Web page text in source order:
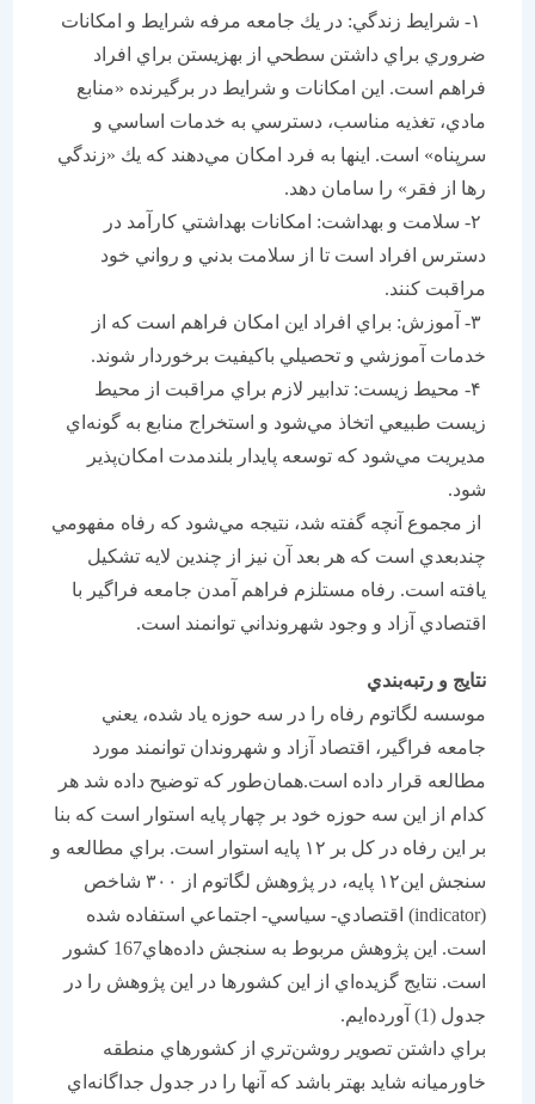
۱- شرايط زندگي: در يك جامعه مرفه شرايط و امكانات
ضروري براي داشتن سطحي از بهزيستن براي افراد
فراهم است. اين امكانات و شرايط در برگيرنده «منابع
مادي، تغذيه مناسب، دسترسي به خدمات اساسي و
سرپناه» است. اينها به فرد امكان مي‌دهند كه يك «زندگي
رها از فقر» را سامان دهد.
۲- سلامت و بهداشت: امكانات بهداشتي كارآمد در
دسترس افراد است تا از سلامت بدني و رواني خود
مراقبت كنند.
۳- آموزش: براي افراد اين امكان فراهم است كه از
خدمات آموزشي و تحصيلي باكيفيت برخوردار شوند.
۴- محيط زيست: تدابير لازم براي مراقبت از محيط
زيست طبيعي اتخاذ مي‌شود و استخراج منابع به گونه‌اي
مديريت مي‌شود كه توسعه پايدار بلندمدت امكان‌پذير
شود.
از مجموع آنچه گفته شد، نتيجه مي‌شود كه رفاه مفهومي
چندبعدي است كه هر بعد آن نيز از چندين لايه تشكيل
يافته است. رفاه مستلزم فراهم آمدن جامعه فراگير با
اقتصادي آزاد و وجود شهرونداني توانمند است.
نتايج و رتبه‌بندي
موسسه لگاتوم رفاه را در سه حوزه ياد شده، يعني
جامعه فراگير، اقتصاد آزاد و شهروندان توانمند مورد
مطالعه قرار داده است.همان‌طور كه توضيح داده شد هر
كدام از اين سه حوزه خود بر چهار پايه استوار است كه بنا
بر اين رفاه در كل بر ۱۲ پايه استوار است. براي مطالعه و
سنجش اين۱۲ پايه، در پژوهش لگاتوم از ۳۰۰ شاخص
(indicator) اقتصادي- سياسي- اجتماعي استفاده شده
است. اين پژوهش مربوط به سنجش داده‌هاي167 كشور
است. نتايج گزيده‌اي از اين كشورها در اين پژوهش را در
جدول (1) آورده‌ايم.
براي داشتن تصوير روشن‌تري از كشورهاي منطقه
خاورميانه شايد بهتر باشد كه آنها را در جدول جداگانه‌اي